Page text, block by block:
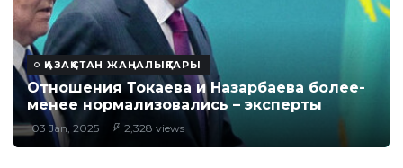
ҚАЗАҚСТАН ЖАҢАЛЫҚТАРЫ
Отношения Токаева и Назарбаева более-
менее нормализовались – эксперты
03 Jan, 2025 2,328 views